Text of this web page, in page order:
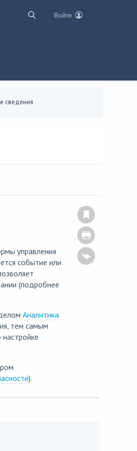
Войти
сведения
управления
событие или
(подробнее
Аналитика.
тем самым
).